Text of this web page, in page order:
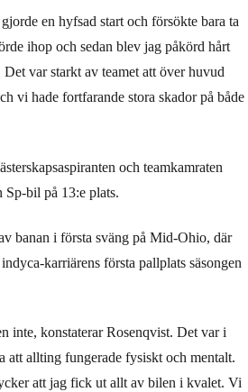
en hyfsad start och försökte bara ta
ihop och sedan blev jag påkörd hårt
var starkt av teamet att över huvud
vi hade fortfarande stora skador på både
och teamkamraten
Sp-bil på 13:e plats.
banan i första sväng på Mid-Ohio, där
karriärens första pallplats säsongen
inte, konstaterar Rosenqvist. Det var i
allting fungerade fysiskt och mentalt.
att jag fick ut allt av bilen i kvalet. Vi